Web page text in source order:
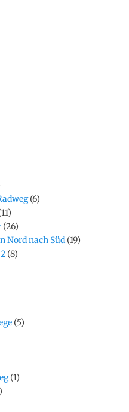
(6)
(26)
Nord nach Süd (19)
(8)
(5)
(1)